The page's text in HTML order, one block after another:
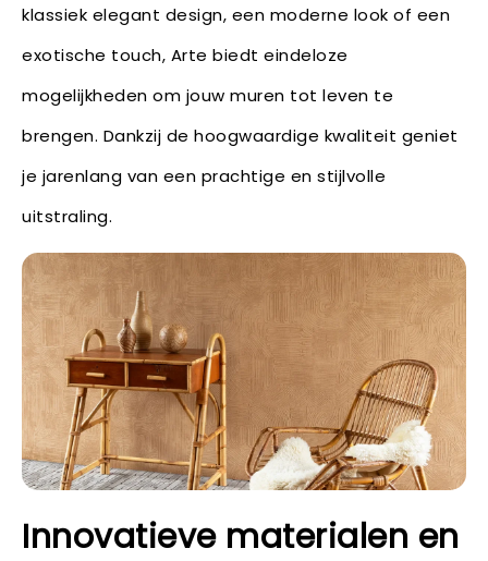
klassiek elegant design, een moderne look of een
exotische touch, Arte biedt eindeloze
mogelijkheden om jouw muren tot leven te
brengen. Dankzij de hoogwaardige kwaliteit geniet
je jarenlang van een prachtige en stijlvolle
uitstraling.
Innovatieve materialen en